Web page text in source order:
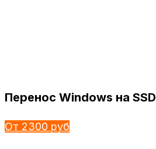
Перенос Windows на SSD
От 2300 руб